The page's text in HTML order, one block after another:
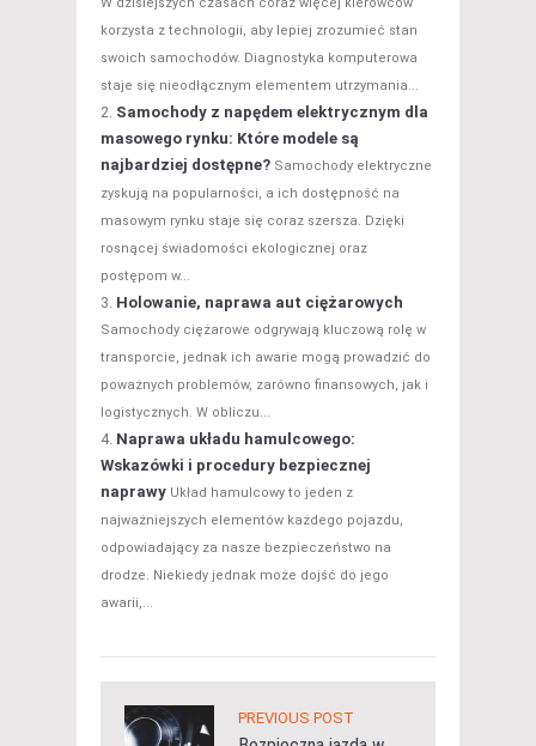
korzysta z technologii, aby lepiej zrozumieć stan
swoich samochodów. Diagnostyka komputerowa
staje się nieodłącznym elementem utrzymania...
Samochody z napędem elektrycznym dla
masowego rynku: Które modele są
najbardziej dostępne? Samochody elektryczne
zyskują na popularności, a ich dostępność na
masowym rynku staje się coraz szersza. Dzięki
rosnącej świadomości ekologicznej oraz
postępom w...
Holowanie, naprawa aut ciężarowych
Samochody ciężarowe odgrywają kluczową rolę w
transporcie, jednak ich awarie mogą prowadzić do
poważnych problemów, zarówno finansowych, jak i
logistycznych. W obliczu...
Naprawa układu hamulcowego:
Wskazówki i procedury bezpiecznej
naprawy Układ hamulcowy to jeden z
najważniejszych elementów każdego pojazdu,
odpowiadający za nasze bezpieczeństwo na
drodze. Niekiedy jednak może dojść do jego
awarii,...
PREVIOUS POST